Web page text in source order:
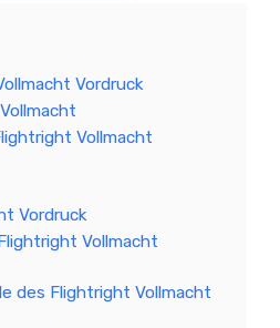
Vordruck
Vollmacht
Vordruck
Vollmacht
des Flightright Vollmacht